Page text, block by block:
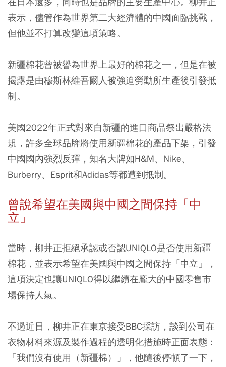
表示，儘管作為世界第二大經濟體的中國面臨挑戰，
但他並不打算改變這項策略。
新疆棉花曾被譽為世界上最好的棉花之一，但是在被
揭露是由穆斯林維吾爾人被強迫勞動所生產後引發抵
制。
美國2022年正式對來自新疆的進口商品祭出嚴格法
規，許多全球品牌將使用新疆棉花的產品下架，引發
中國國內強烈反彈，知名大牌如H&M、Nike、
Burberry、Esprit和Adidas等都遭到抵制。
曾說希望在美國與中國之間保持「中
立」
當時，柳井正拒絕承認或否認UNIQLO是否使用新疆
棉花，並表示希望在美國與中國之間保持「中立」，
這項決定也讓UNIQLO得以繼續在龐大的中國零售市
場保持人氣。
不過近日，柳井正在東京接受BBC採訪，談到公司在
衣物材料來源及製作過程的透明化措施時正面表態：
「我們沒有使用（新疆棉）」，他隨後停頓了一下，